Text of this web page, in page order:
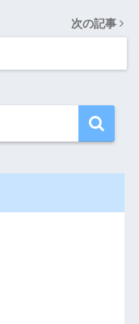
次の記事